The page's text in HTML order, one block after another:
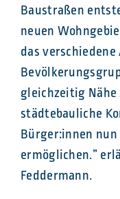
Baustraßen
neuen
das
gleichzeitig
städtebauliche
Bürger:innen
ermöglichen.”
Feddermann.